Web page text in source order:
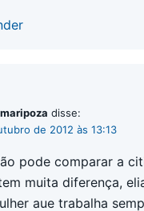
maripoza disse:
de 2012 às 13:13
pode comparar a
muita diferença,
aue trabalha